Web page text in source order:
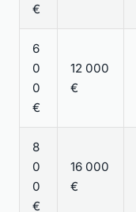
€
6
0
0
€
12 000
€
8
0
0
€
16 000
€